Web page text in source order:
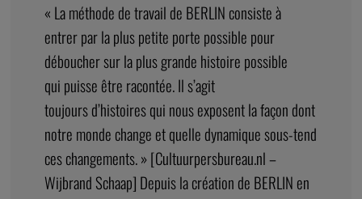
« La méthode de travail de BERLIN consiste à
entrer par la plus petite porte possible pour
déboucher sur la plus grande histoire possible
qui puisse être racontée. Il s’agit
toujours d’histoires qui nous exposent la façon dont
notre monde change et quelle dynamique sous-tend
ces changements. » [Cultuurpersbureau.nl –
Wijbrand Schaap] Depuis la création de BERLIN en